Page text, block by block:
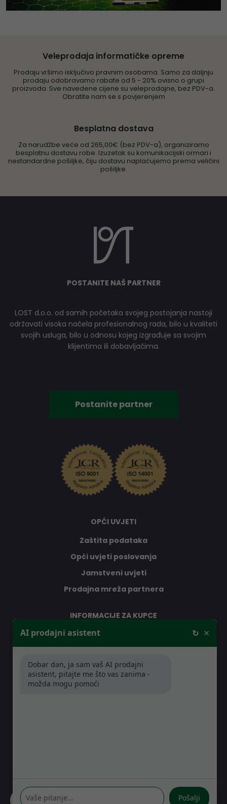
Veleprodaja informatičke opreme
Prodaju vršimo isključivo pravnim osobama. Samo za daljnju
prodaju odobravamo rabate od 5 - 20% ovisno o grupi
proizvoda. Sve navedene cijene su veleprodajne, bez PDV-a.
Obratite nam se s povjerenjem
Besplatna dostava
Za narudžbe veće od 265,00€ (bez PDV-a), organiziramo
besplatnu dostavu robe. Izuzetak su komunikacijski ormari i
nestandardne pošiljke, čiju dostavu naplaćujemo prema veličini
pošiljke.
POSTANITE NAŠ PARTNER
LOST d.o.o. od samih početaka svojeg postojanja nastoji
održavati visoka načela profesionalnog rada, bilo u kvaliteti
svojih usluga, bilo u odnosu kojeg izgrađuje sa svojim
klijentima ili dobavljačima.
Postanite partner
OPĆI UVJETI
Zaštita podataka
Opći uvjeti poslovanja
Jamstveni uvjeti
Prodajna mreža partnera
INFORMACIJE ZA KUPCE
O nama
Jamstveni uvjeti
Prodajna mreža partnera
AI prodajni asistent ↻ ×
Dobar dan, ja sam vaš AI prodajni
asistent, pitajte me što vas zanima -
možda mogu pomoći
Pošalji